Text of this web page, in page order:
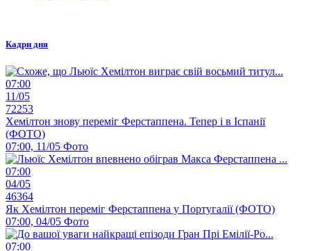
Кадри дня
07:00
11/05
72253
Хемілтон знову переміг Ферстаппена. Тепер і в Іспанії
(ФОТО)
07:00, 11/05 Фото
07:00
04/05
46364
Як Хемілтон переміг Ферстаппена у Португалії (ФОТО)
07:00, 04/05 Фото
07:00